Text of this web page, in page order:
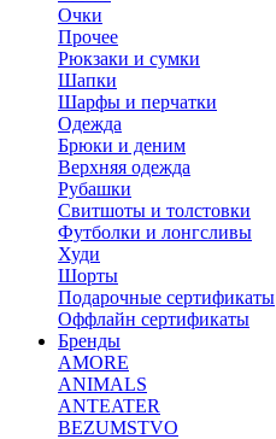
Очки
Прочее
Рюкзаки и сумки
Шапки
Шарфы и перчатки
Одежда
Брюки и деним
Верхняя одежда
Рубашки
Свитшоты и толстовки
Футболки и лонгсливы
Худи
Шорты
Подарочные сертификаты
Оффлайн сертификаты
Бренды
AMORE
ANIMALS
ANTEATER
BEZUMSTVO